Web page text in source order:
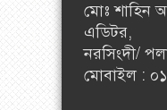
মোঃ শাহিন
এডিটর,
নরসিংদী/
মোবাইল :